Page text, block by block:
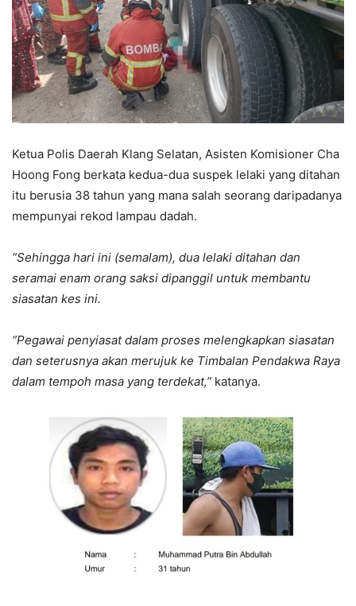
Ketua Polis Daerah Klang Selatan, Asisten Komisioner Cha
Hoong Fong berkata kedua-dua suspek lelaki yang ditahan
itu berusia 38 tahun yang mana salah seorang daripadanya
mempunyai rekod lampau dadah.
“Sehingga hari ini (semalam), dua lelaki ditahan dan
seramai enam orang saksi dipanggil untuk membantu
siasatan kes ini.
“Pegawai penyiasat dalam proses melengkapkan siasatan
dan seterusnya akan merujuk ke Timbalan Pendakwa Raya
dalam tempoh masa yang terdekat,” katanya.